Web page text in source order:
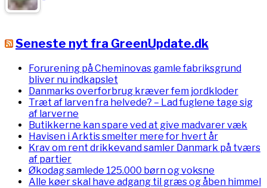
Seneste nyt fra GreenUpdate.dk
Forurening på Cheminovas gamle fabriksgrund
bliver nu indkapslet
Danmarks overforbrug kræver fem jordkloder
Træt af larven fra helvede? – Lad fuglene tage sig
af larverne
Butikkerne kan spare ved at give madvarer væk
Havisen i Arktis smelter mere for hvert år
Krav om rent drikkevand samler Danmark på tværs
af partier
Økodag samlede 125.000 børn og voksne
Alle køer skal have adgang til græs og åben himmel